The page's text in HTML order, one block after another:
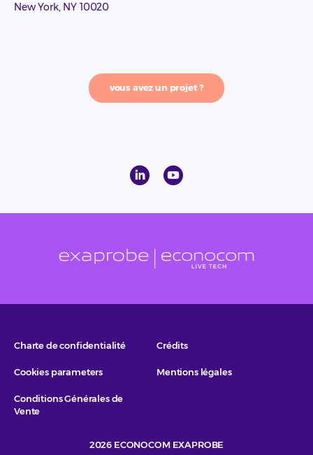
New York, NY 10020
vous avez un projet ?
Charte de confidentialité Crédits
Cookies parameters Mentions légales
Conditions Générales de
Vente
2026 ECONOCOM EXAPROBE